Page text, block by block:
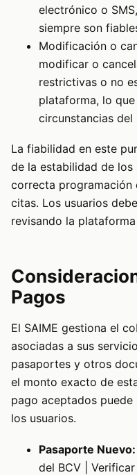
electrónico o
siempre son
Modificación o
modificar o
restrictivas o no
plataforma, lo
circunstancias del
La fiabilidad en este
de la estabilidad de los
correcta programación
citas. Los usuarios
revisando la
Pagos
El SAIME gestiona el
asociadas a sus
pasaportes y otros
el monto exacto de
pago aceptados puede
los usuarios.
Pasaporte Nuevo:
del BCV |